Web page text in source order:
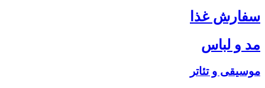
سفارش غذا
مد و لباس
موسیقی و تئاتر